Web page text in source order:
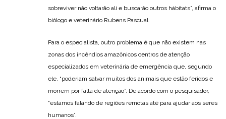
sobreviver não voltarão ali e buscarão outros hábitats”, afirma o
biólogo e veterinário Rubens Pascual.
Para o especialista, outro problema é que não existem nas
zonas dos incêndios amazônicos centros de atenção
especializados em veterinária de emergência que, segundo
ele, “poderiam salvar muitos dos animais que estão feridos e
morrem por falta de atenção”. De acordo com o pesquisador,
“estamos falando de regiões remotas até para ajudar aos seres
humanos”.